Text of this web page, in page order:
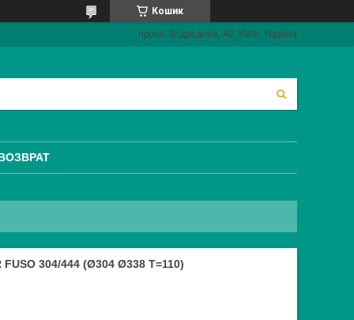
Кошик
просп. Відрадний, 40, Київ, Україна
304/444 (Ø304 Ø338 T=110)